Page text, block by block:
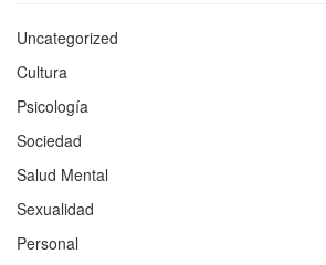
Uncategorized
Cultura
Psicología
Sociedad
Salud Mental
Sexualidad
Personal